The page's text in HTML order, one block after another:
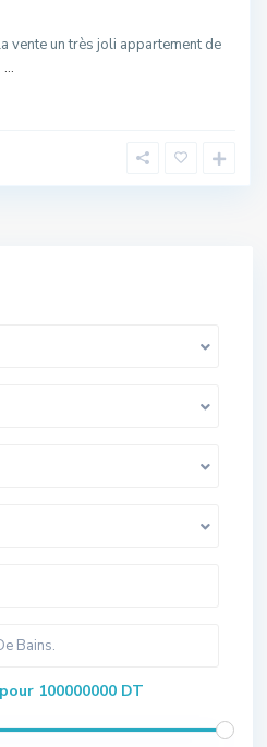
vente un très joli appartement de
...
100000000 DT